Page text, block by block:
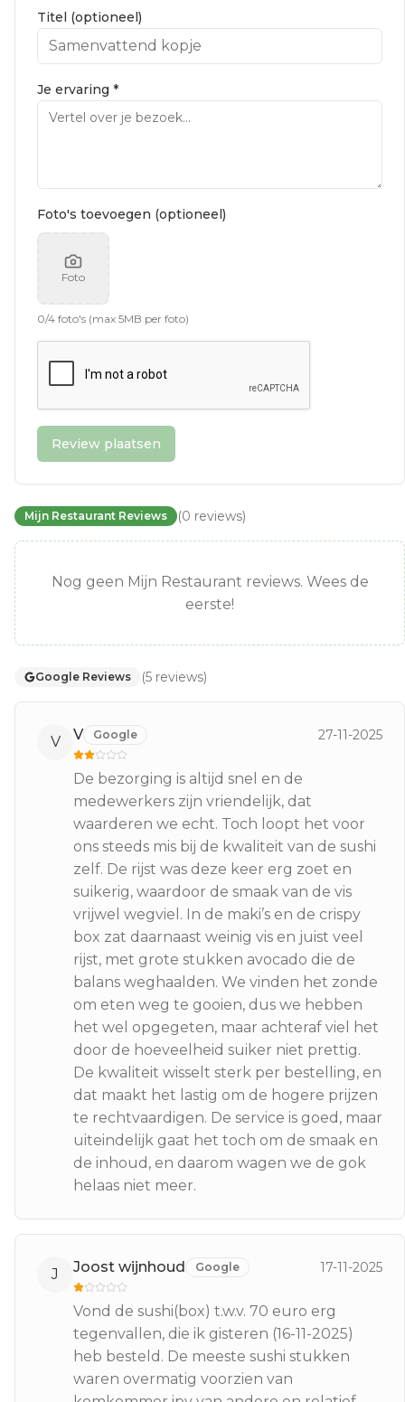
Titel (optioneel)
Je ervaring *
Foto's toevoegen (optioneel)
Foto
0/4 foto's (max 5MB per foto)
Review plaatsen
Mijn Restaurant Reviews (0 reviews)
Nog geen Mijn Restaurant reviews. Wees de
eerste!
Google Reviews (5 reviews)
V V Google 27-11-2025
De bezorging is altijd snel en de
medewerkers zijn vriendelijk, dat
waarderen we echt. Toch loopt het voor
ons steeds mis bij de kwaliteit van de sushi
zelf. De rijst was deze keer erg zoet en
suikerig, waardoor de smaak van de vis
vrijwel wegviel. In de maki’s en de crispy
box zat daarnaast weinig vis en juist veel
rijst, met grote stukken avocado die de
balans weghaalden. We vinden het zonde
om eten weg te gooien, dus we hebben
het wel opgegeten, maar achteraf viel het
door de hoeveelheid suiker niet prettig.
De kwaliteit wisselt sterk per bestelling, en
dat maakt het lastig om de hogere prijzen
te rechtvaardigen. De service is goed, maar
uiteindelijk gaat het toch om de smaak en
de inhoud, en daarom wagen we de gok
helaas niet meer.
J Joost wijnhoud Google 17-11-2025
Vond de sushi(box) t.w.v. 70 euro erg
tegenvallen, die ik gisteren (16-11-2025)
heb besteld. De meeste sushi stukken
waren overmatig voorzien van